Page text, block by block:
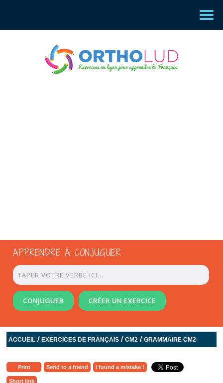
APPRENDRE À CONJUGUER
CONJUGUER CRÉER UN EXERCICE
ACCUEIL /EXERCICES DE FRANÇAIS /CM2 /GRAMMAIRE CM2
Print Send to a friend I found a mistake !
Short link